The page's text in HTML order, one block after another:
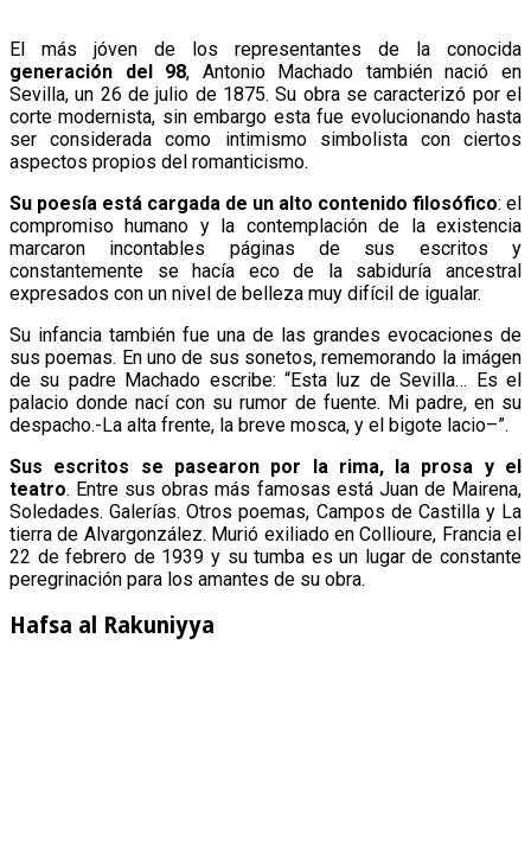
El más jóven de los representantes de la conocida
generación del 98, Antonio Machado también nació en
Sevilla, un 26 de julio de 1875. Su obra se caracterizó por el
corte modernista, sin embargo esta fue evolucionando hasta
ser considerada como intimismo simbolista con ciertos
aspectos propios del romanticismo.
Su poesía está cargada de un alto contenido filosófico: el
compromiso humano y la contemplación de la existencia
marcaron incontables páginas de sus escritos y
constantemente se hacía eco de la sabiduría ancestral
expresados con un nivel de belleza muy difícil de igualar.
Su infancia también fue una de las grandes evocaciones de
sus poemas. En uno de sus sonetos, rememorando la imágen
de su padre Machado escribe: “Esta luz de Sevilla… Es el
palacio donde nací con su rumor de fuente. Mi padre, en su
despacho.-La alta frente, la breve mosca, y el bigote lacio–”.
Sus escritos se pasearon por la rima, la prosa y el
teatro. Entre sus obras más famosas está Juan de Mairena,
Soledades. Galerías. Otros poemas, Campos de Castilla y La
tierra de Alvargonzález. Murió exiliado en Collioure, Francia el
22 de febrero de 1939 y su tumba es un lugar de constante
peregrinación para los amantes de su obra.
Hafsa al Rakuniyya